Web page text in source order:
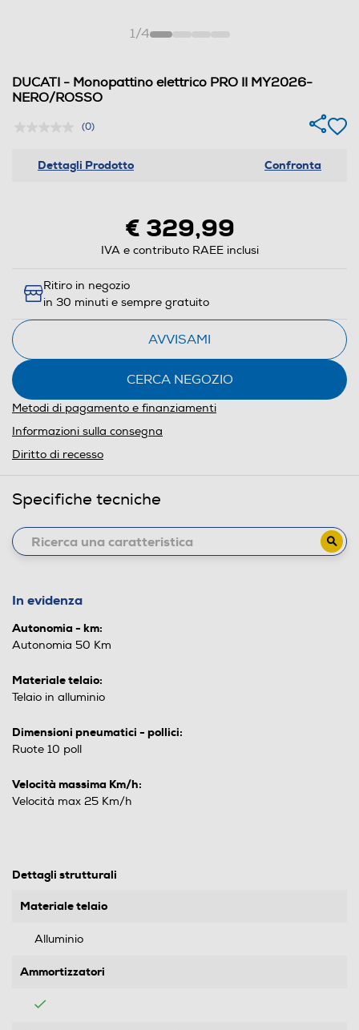
1/4
DUCATI - Monopattino elettrico PRO II MY2026-
NERO/ROSSO
(0)
Dettagli Prodotto Confronta
€ 329,99
IVA e contributo RAEE inclusi
Ritiro in negozio
in 30 minuti e sempre gratuito
AVVISAMI
CERCA NEGOZIO
Metodi di pagamento e finanziamenti
Informazioni sulla consegna
Diritto di recesso
Specifiche tecniche
In evidenza
Autonomia - km:
Autonomia 50 Km
Materiale telaio:
Telaio in alluminio
Dimensioni pneumatici - pollici:
Ruote 10 poll
Velocità massima Km/h:
Velocità max 25 Km/h
Dettagli strutturali
Materiale telaio
Alluminio
Ammortizzatori